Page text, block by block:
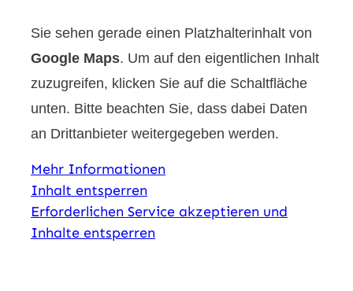
Sie sehen gerade einen Platzhalterinhalt von
Google Maps. Um auf den eigentlichen Inhalt
zuzugreifen, klicken Sie auf die Schaltfläche
unten. Bitte beachten Sie, dass dabei Daten
an Drittanbieter weitergegeben werden.
Mehr Informationen
Inhalt entsperren
Erforderlichen Service akzeptieren und
Inhalte entsperren